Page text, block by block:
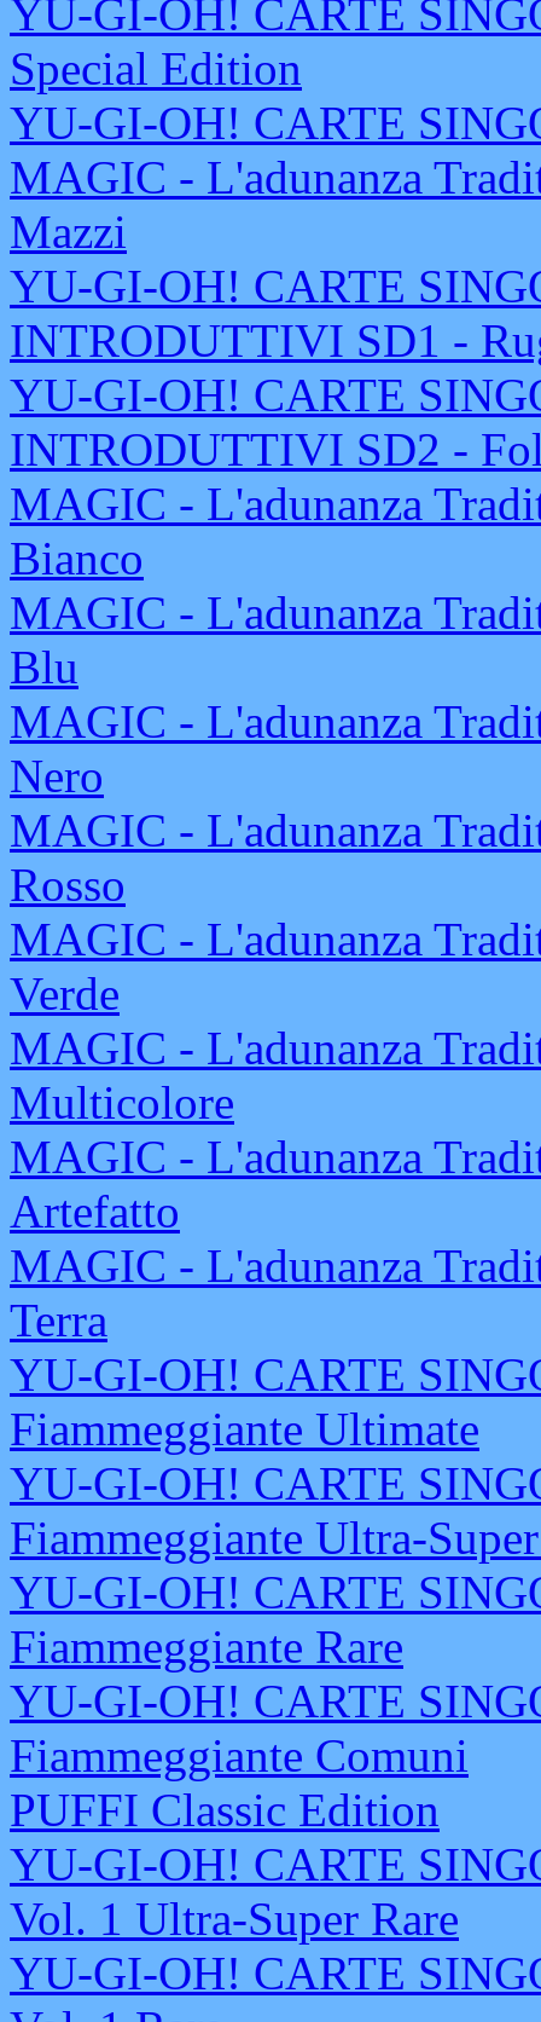
YU-GI-OH! CARTE
Special Edition
YU-GI-OH! CARTE
MAGIC - L'adunanza
Mazzi
YU-GI-OH! CARTE
INTRODUTTIVI SD1 -
YU-GI-OH! CARTE
INTRODUTTIVI SD2 -
MAGIC - L'adunanza
Bianco
MAGIC - L'adunanza
Blu
MAGIC - L'adunanza
Nero
MAGIC - L'adunanza
Rosso
MAGIC - L'adunanza
Verde
MAGIC - L'adunanza
Multicolore
MAGIC - L'adunanza
Artefatto
MAGIC - L'adunanza
Terra
YU-GI-OH! CARTE
Fiammeggiante Ultimate
YU-GI-OH! CARTE
Fiammeggiante Ultra-
YU-GI-OH! CARTE
Fiammeggiante Rare
YU-GI-OH! CARTE
Fiammeggiante Comuni
PUFFI Classic Edition
YU-GI-OH! CARTE
Vol. 1 Ultra-Super Rare
YU-GI-OH! CARTE